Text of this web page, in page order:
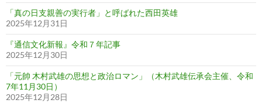
「真の日支親善の実行者」と呼ばれた西田英雄
2025年12月31日
『通信文化新報』令和７年記事
2025年12月30日
「元帥 木村武雄の思想と政治ロマン」（木村武雄伝承会主催、令和
7年11月30日）
2025年12月28日